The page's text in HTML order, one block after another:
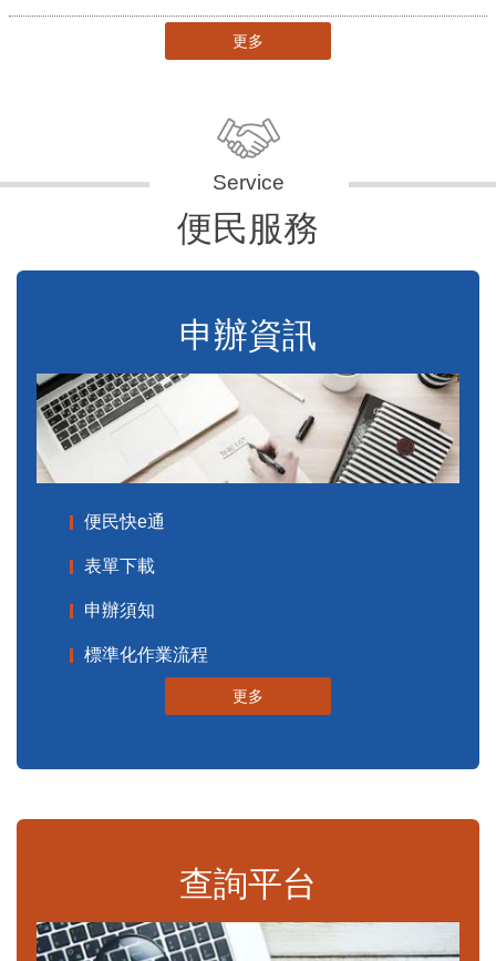
更多
便民服務
申辦資訊
便民快e通
表單下載
申辦須知
標準化作業流程
更多
查詢平台